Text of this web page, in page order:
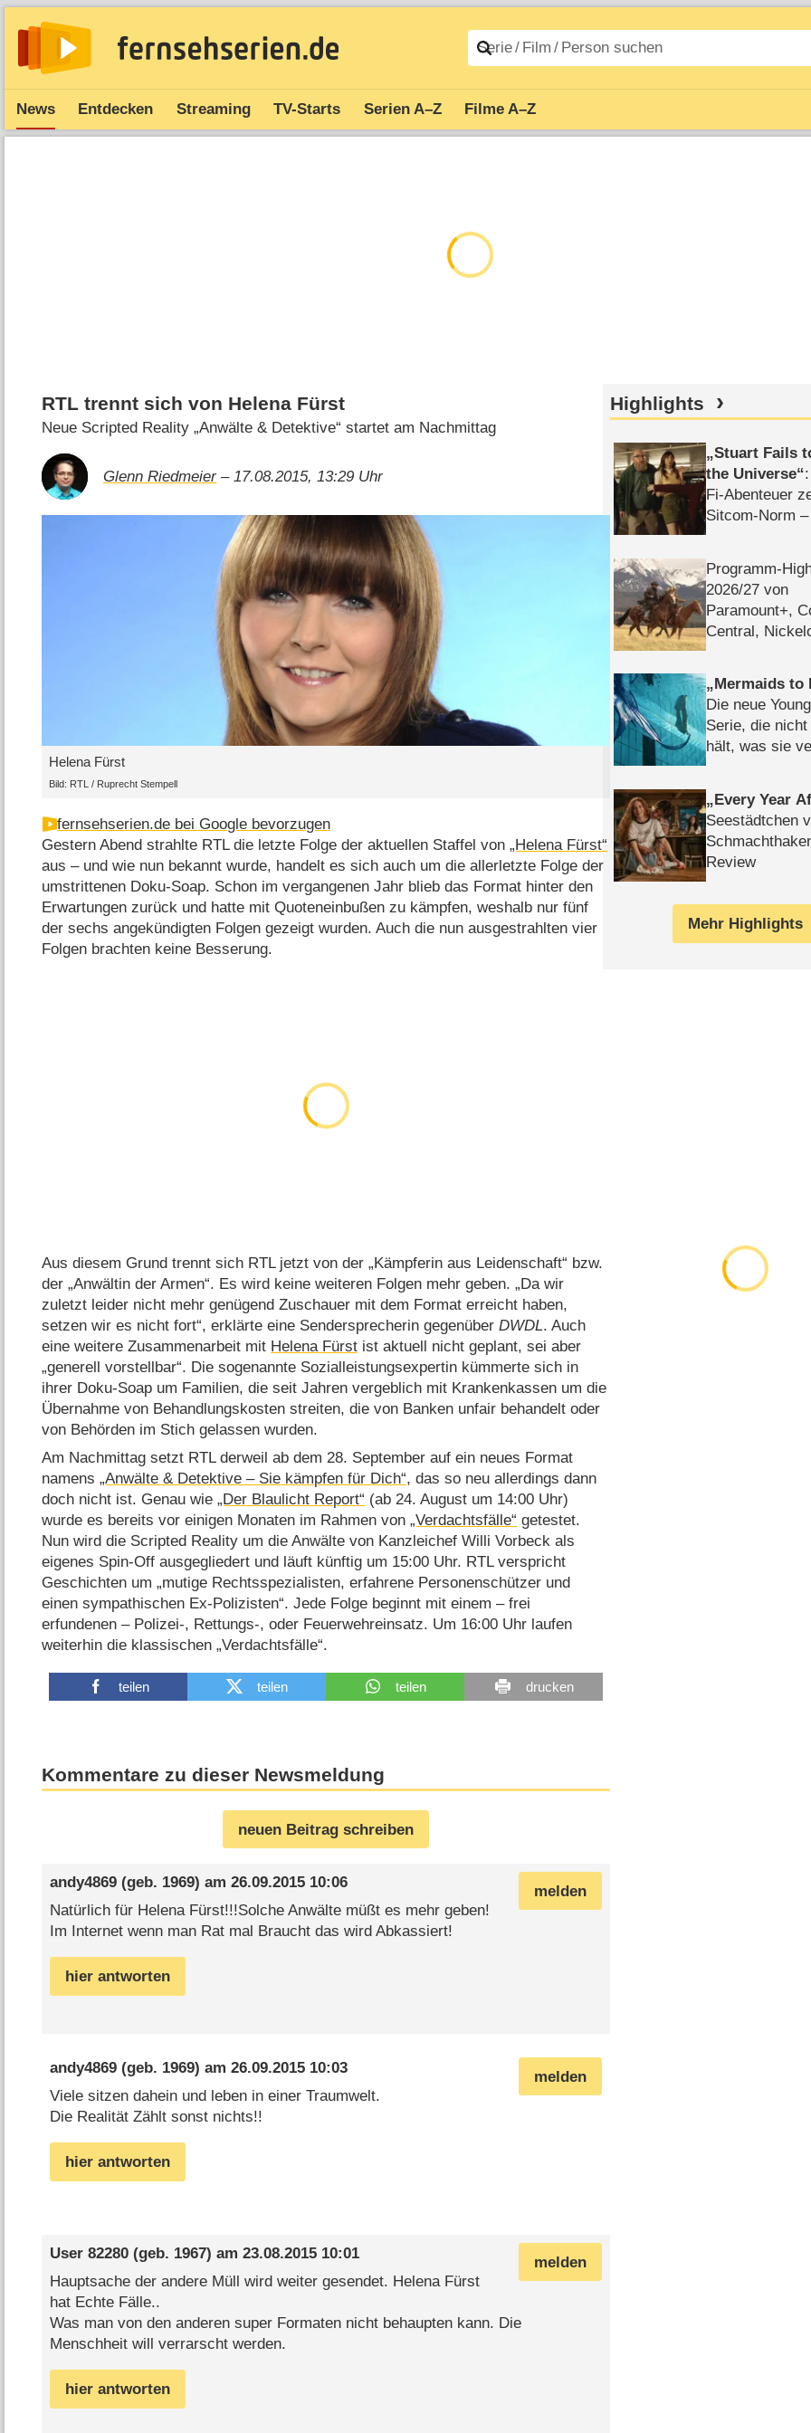
News Entdecken Streaming TV-Starts Serien A–Z Filme A–Z
RTL trennt sich von Helena Fürst
Neue Scripted Reality „Anwälte & Detektive“ startet am Nachmittag
Glenn Riedmeier– 17.08.2015, 13:29 Uhr
Helena Fürst
Bild: RTL / Ruprecht Stempell
fernsehserien.de bei Google bevorzugen
Gestern Abend strahlte RTL die letzte Folge der aktuellen Staffel von„Helena Fürst“
aus – und wie nun bekannt wurde, handelt es sich auch um die allerletzte Folge der
umstrittenen Doku-Soap. Schon im vergangenen Jahr blieb das Format hinter den
Erwartungen zurück und hatte mit Quoteneinbußen zu kämpfen, weshalb nur fünf
der sechs angekündigten Folgen gezeigt wurden. Auch die nun ausgestrahlten vier
Folgen brachten keine Besserung.
Aus diesem Grund trennt sich RTL jetzt von der „Kämpferin aus Leidenschaft“ bzw.
der „Anwältin der Armen“. Es wird keine weiteren Folgen mehr geben. „Da wir
zuletzt leider nicht mehr genügend Zuschauer mit dem Format erreicht haben,
setzen wir es nicht fort“, erklärte eine Sendersprecherin gegenüberDWDL. Auch
eine weitere Zusammenarbeit mit Helena Fürst ist aktuell nicht geplant, sei aber
„generell vorstellbar“. Die sogenannte Sozialleistungsexpertin kümmerte sich in
ihrer Doku-Soap um Familien, die seit Jahren vergeblich mit Krankenkassen um die
Übernahme von Behandlungskosten streiten, die von Banken unfair behandelt oder
von Behörden im Stich gelassen wurden.
Am Nachmittag setzt RTL derweil ab dem 28. September auf ein neues Format
namens„Anwälte & Detektive – Sie kämpfen für Dich“, das so neu allerdings dann
doch nicht ist. Genau wie„Der Blaulicht Report“ (ab 24. August um 14:00 Uhr)
wurde es bereits vor einigen Monaten im Rahmen von„Verdachtsfälle“ getestet.
Nun wird die Scripted Reality um die Anwälte von Kanzleichef Willi Vorbeck als
eigenes Spin-Off ausgegliedert und läuft künftig um 15:00 Uhr. RTL verspricht
Geschichten um „mutige Rechtsspezialisten, erfahrene Personenschützer und
einen sympathischen Ex-Polizisten“. Jede Folge beginnt mit einem – frei
erfundenen – Polizei-, Rettungs-, oder Feuerwehreinsatz. Um 16:00 Uhr laufen
weiterhin die klassischen „Verdachtsfälle“.
teilen teilen teilen drucken
Kommentare zu dieser Newsmeldung
neuen Beitrag schreiben
melden
andy4869(geb. 1969) am 26.09.2015 10:06
Natürlich für Helena Fürst!!!Solche Anwälte müßt es mehr geben!
Im Internet wenn man Rat mal Braucht das wird Abkassiert!
hier antworten
melden
andy4869(geb. 1969) am 26.09.2015 10:03
Viele sitzen dahein und leben in einer Traumwelt.
Die Realität Zählt sonst nichts!!
hier antworten
melden
User 82280(geb. 1967) am 23.08.2015 10:01
Hauptsache der andere Müll wird weiter gesendet. Helena Fürst
hat Echte Fälle..
Was man von den anderen super Formaten nicht behaupten kann. Die
Menschheit will verrarscht werden.
hier antworten
Highlights
Stuart Fails
the Universe
Fi-Abenteuer
Sitcom-Norm
Programm-
2026/​27 von
Paramount+,
Central,
Mermaids to
Die neue
Serie, die nicht
hält, was sie
Every Year
Seestädtchen
Review
Mehr Highlights